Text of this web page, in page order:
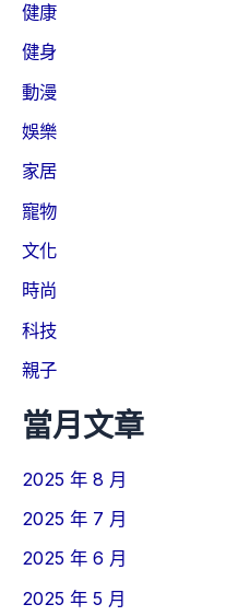
健康
健身
動漫
娛樂
家居
寵物
文化
時尚
科技
親子
當月文章
2025 年 8 月
2025 年 7 月
2025 年 6 月
2025 年 5 月